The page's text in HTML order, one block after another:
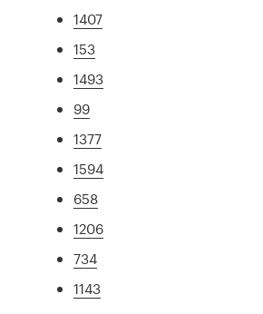
1407
153
1493
99
1377
1594
658
1206
734
1143